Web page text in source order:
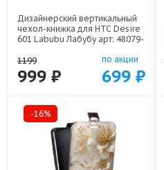
Дизайнерский вертикальный
чехол-книжка для HTC Desire
601 Labubu Лабубу арт: 48079-
1199
999 ₽
по акции
699 ₽
-16%